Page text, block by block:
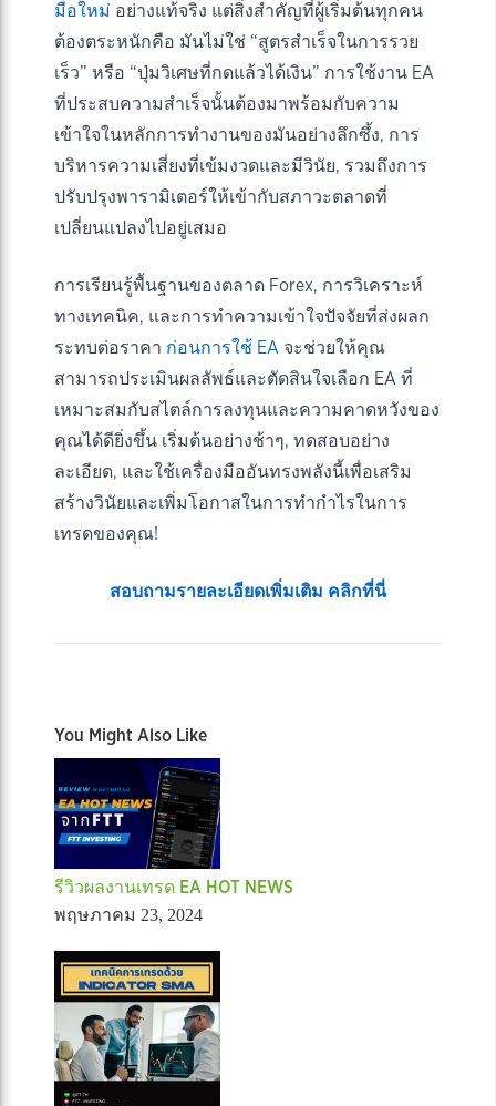
มือใหม่ อย่างแท้จริง แต่สิ่งสำคัญที่ผู้เริ่มต้นทุกคน
ต้องตระหนักคือ มันไม่ใช่ “สูตรสำเร็จในการรวย
เร็ว” หรือ “ปุ่มวิเศษที่กดแล้วได้เงิน” การใช้งาน EA
ที่ประสบความสำเร็จนั้นต้องมาพร้อมกับความ
เข้าใจในหลักการทำงานของมันอย่างลึกซึ้ง, การ
บริหารความเสี่ยงที่เข้มงวดและมีวินัย, รวมถึงการ
ปรับปรุงพารามิเตอร์ให้เข้ากับสภาวะตลาดที่
เปลี่ยนแปลงไปอยู่เสมอ
การเรียนรู้พื้นฐานของตลาด Forex, การวิเคราะห์
ทางเทคนิค, และการทำความเข้าใจปัจจัยที่ส่งผลก
ระทบต่อราคา ก่อนการใช้ EA จะช่วยให้คุณ
สามารถประเมินผลลัพธ์และตัดสินใจเลือก EA ที่
เหมาะสมกับสไตล์การลงทุนและความคาดหวังของ
คุณได้ดียิ่งขึ้น เริ่มต้นอย่างช้าๆ, ทดสอบอย่าง
ละเอียด, และใช้เครื่องมืออันทรงพลังนี้เพื่อเสริม
สร้างวินัยและเพิ่มโอกาสในการทำกำไรในการ
เทรดของคุณ!
สอบถามรายละเอียดเพิ่มเติม คลิกที่นี่
You Might Also Like
รีวิวผลงานเทรด EA HOT NEWS
พฤษภาคม 23, 2024